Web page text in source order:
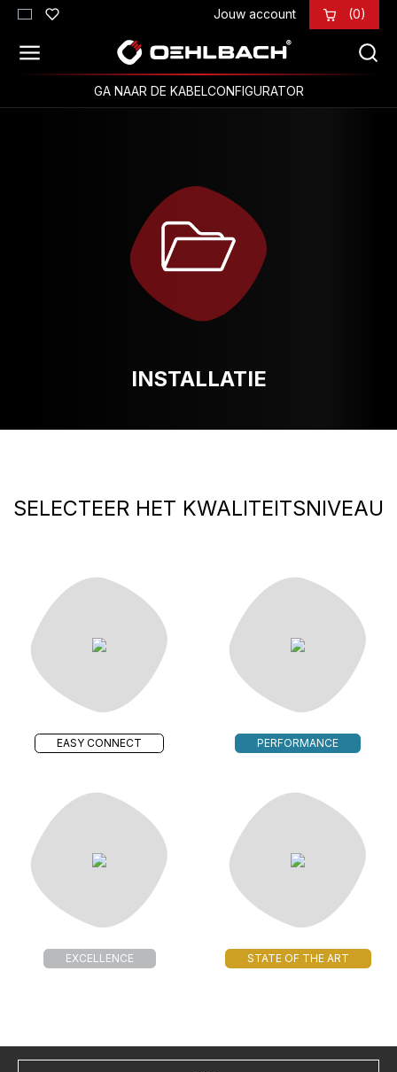
Ga naar de hoofdinhoud Jouw account (0)
GA NAAR DE KABELCONFIGURATOR
INSTALLATIE
SELECTEER HET KWALITEITSNIVEAU
EASY CONNECT PERFORMANCE
EXCELLENCE STATE OF THE ART